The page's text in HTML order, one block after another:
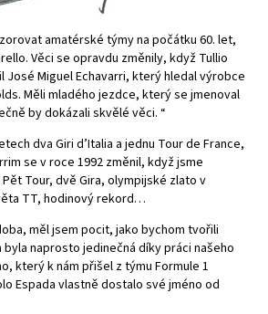
amatérské týmy na počátku 60. let,
Věci se opravdu změnily, když Tullio
José Miguel Echavarri, který hledal výrobce
Měli mladého jezdce, který se jmenoval
by dokázali skvělé věci. “
dva Giri d’Italia a jednu Tour de France,
se v roce 1992 změnil, když jsme
Tour, dvě Gira, olympijské zlato v
TT, hodinový rekord…
měl jsem pocit, jako bychom tvořili
naprosto jedinečná díky práci našeho
který k nám přišel z týmu Formule 1
Espada vlastně dostalo své jméno od